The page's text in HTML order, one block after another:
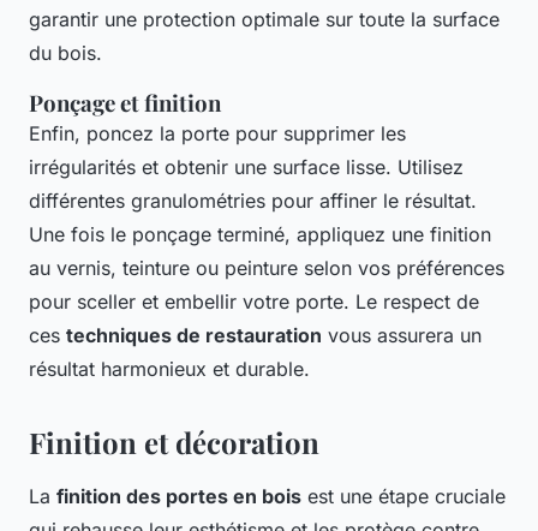
garantir une protection optimale sur toute la surface
du bois.
Ponçage et finition
Enfin, poncez la porte pour supprimer les
irrégularités et obtenir une surface lisse. Utilisez
différentes granulométries pour affiner le résultat.
Une fois le ponçage terminé, appliquez une finition
au vernis, teinture ou peinture selon vos préférences
pour sceller et embellir votre porte. Le respect de
ces techniques de restauration vous assurera un
résultat harmonieux et durable.
Finition et décoration
La finition des portes en bois est une étape cruciale